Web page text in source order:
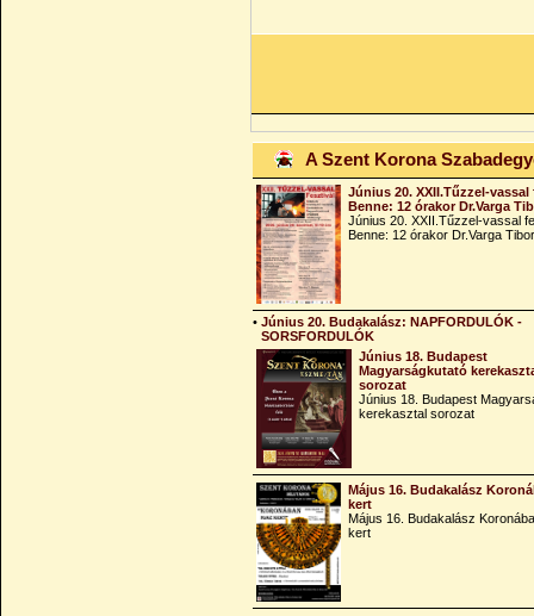
A Szent Korona
Június 20. XXII.Tűzzel-
Benne: 12 órakor Dr.Varga
Június 20. XXII.Tűzzel-vassal
Benne: 12 órakor Dr.Varga Tibor
• Június 20. Budakalász: NAPFORDULÓK -
SORSFORDULÓK
Június 18. Budapest
Magyarságkutató
sorozat
Június 18. Budapest
kerekasztal sorozat
Május 16. Budakalász
kert
Május 16. Budakalász
kert